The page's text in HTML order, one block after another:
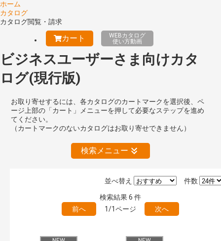
ホーム
カタログ
カタログ閲覧・請求
カート
WEBカタログ
使い方動画
ビジネスユーザーさま向けカタ
ログ(現行版)
お取り寄せするには、各カタログのカートマークを選択後、ペ
ージ上部の「カート」メニューを押して必要なステップを進め
てください。
（カートマークのないカタログはお取り寄せできません）
検索メニュー
絞り込みの解除
旧版（WEBカタログ）
件数
並べ替え
検索結果6 件
前へ
1/1ページ 次へ